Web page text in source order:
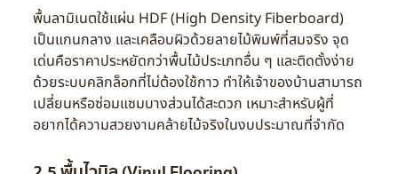
พื้นลามิเนตใช้แผ่น HDF (High Density Fiberboard)
เป็นแกนกลาง และเคลือบผิวด้วยลายไม้พิมพ์ที่สมจริง จุด
เด่นคือราคาประหยัดกว่าพื้นไม้ประเภทอื่น ๆ และติดตั้งง่าย
ด้วยระบบคลิกล็อกที่ไม่ต้องใช้กาว ทำให้เจ้าของบ้านสามารถ
เปลี่ยนหรือซ่อมแซมบางส่วนได้สะดวก เหมาะสำหรับผู้ที่
อยากได้ความสวยงามคล้ายไม้จริงในงบประมาณที่จำกัด